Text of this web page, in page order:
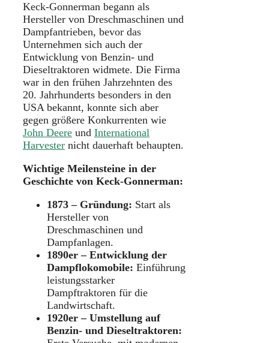
Keck-Gonnerman begann als
Hersteller von Dreschmaschinen und
Dampfantrieben, bevor das
Unternehmen sich auch der
Entwicklung von Benzin- und
Dieseltraktoren widmete. Die Firma
war in den frühen Jahrzehnten des
20. Jahrhunderts besonders in den
USA bekannt, konnte sich aber
gegen größere Konkurrenten wie
John Deere und International
Harvester nicht dauerhaft behaupten.
Wichtige Meilensteine in der
Geschichte von Keck-Gonnerman:
1873 – Gründung: Start als
Hersteller von
Dreschmaschinen und
Dampfanlagen.
1890er – Entwicklung der
Dampflokomobile: Einführung
leistungsstarker
Dampftraktoren für die
Landwirtschaft.
1920er – Umstellung auf
Benzin- und Dieseltraktoren: